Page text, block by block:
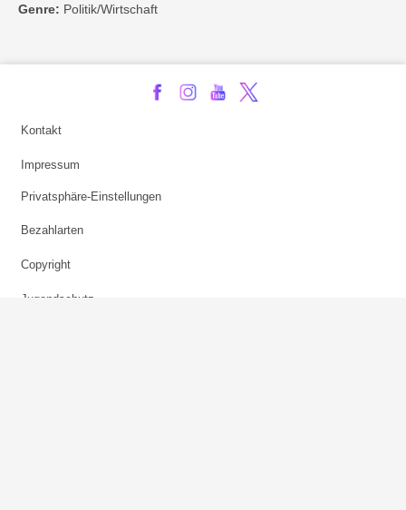
Genre: Politik/Wirtschaft
Kontakt
Impressum
Privatsphäre-Einstellungen
Bezahlarten
Copyright
Jugendschutz